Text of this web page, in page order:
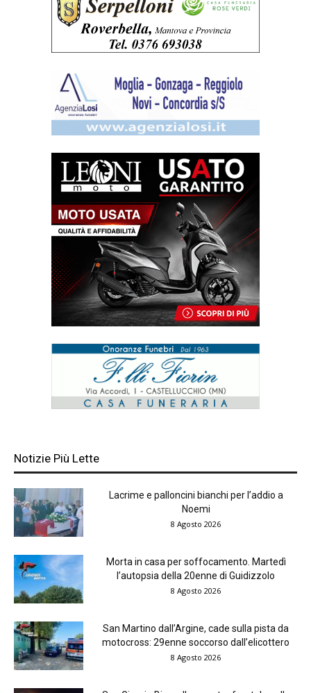
Notizie Più Lette
Lacrime e palloncini bianchi per l’addio a
Noemi
8 Agosto 2026
Morta in casa per soffocamento. Martedì
l’autopsia della 20enne di Guidizzolo
8 Agosto 2026
San Martino dall’Argine, cade sulla pista da
motocross: 29enne soccorso dall’elicottero
8 Agosto 2026